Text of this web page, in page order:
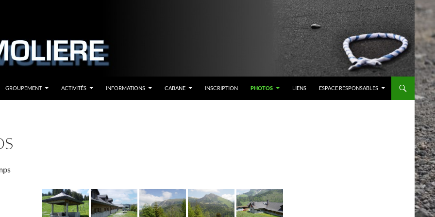
GROUPEMENT ACTIVITÉS INFORMATIONS CABANE INSCRIPTION PHOTOS LIENS ESPACE RESPONSABLES